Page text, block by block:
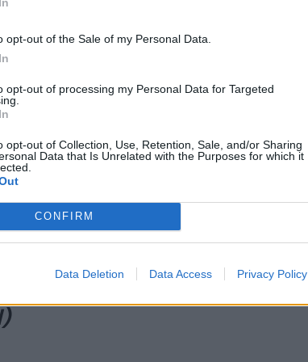
opt-out of the Sale of my Personal Data.
opt-out of processing my Personal Data for Targeted
opt-out of Collection, Use, Retention, Sale, and/or Sharing
Data that Is Unrelated with the Purposes for which it
CONFIRM
Data Deletion Data Access Privacy Policy
Iverson)